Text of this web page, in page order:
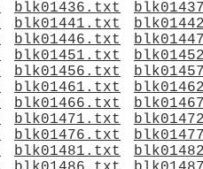
blk01436.txt
blk01441.txt
blk01446.txt
blk01451.txt
blk01456.txt
blk01461.txt
blk01466.txt
blk01471.txt
blk01476.txt
blk01481.txt